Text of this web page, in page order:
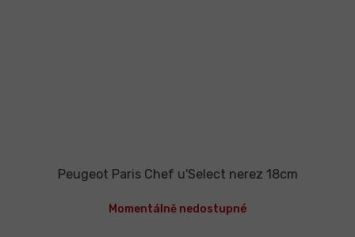
Peugeot Paris Chef u'Select nerez 18cm
Momentálně nedostupné